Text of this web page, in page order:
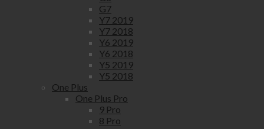
G7
Y7 2019
Y7 2018
Y6 2019
Y6 2018
Y5 2019
Y5 2018
One Plus
One Plus Pro
9 Pro
8 Pro